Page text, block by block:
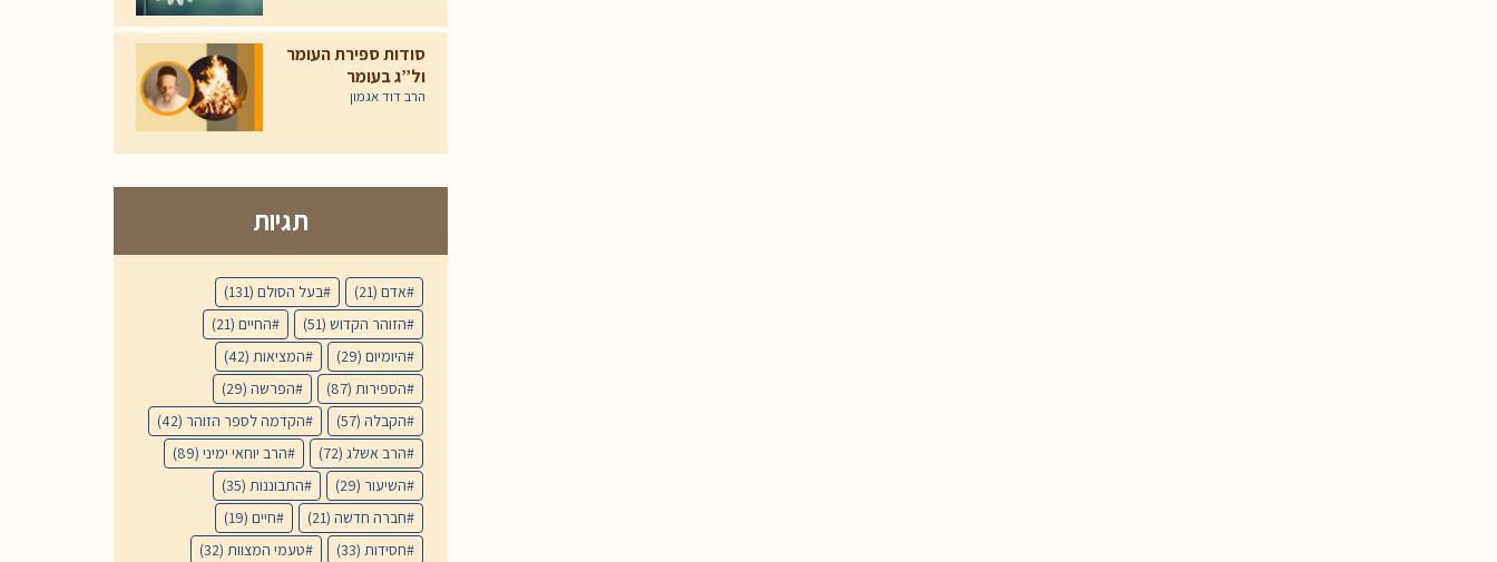
סודות ספירת העומר
ול”ג בעומר
הרב דוד אגמון
תגיות
אדם (21) בעל הסולם (131)
הזוהר הקדוש (51) החיים (21)
היומיום (29) המציאות (42)
הספירות (87) הפרשה (29)
הקבלה (57) הקדמה לספר הזוהר (42)
הרב אשלג (72) הרב יוחאי ימיני (89)
השיעור (29) התבוננות (35)
חברה חדשה (21) חיים (19)
חסידות (33) טעמי המצוות (32)